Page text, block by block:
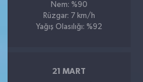
Nem: %90
Rüzgar: 7 km/h
Yağış Olasılığı: %92
21 MART